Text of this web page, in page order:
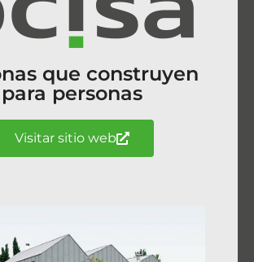
que construyen
para personas
Visitar sitio web